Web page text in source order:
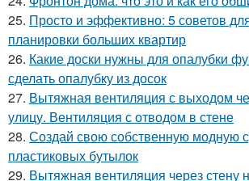
25. Просто и эффективно: 5 советов
планировки больших квартир
26. Какие доски нужны для опалубки
сделать опалубку из досок
27. Вытяжная вентиляция с выходом
улицу. Вентиляция с отводом в стене
28. Создай свою собственную модную
пластиковых бутылок
29. Вытяжная вентиляция через стену